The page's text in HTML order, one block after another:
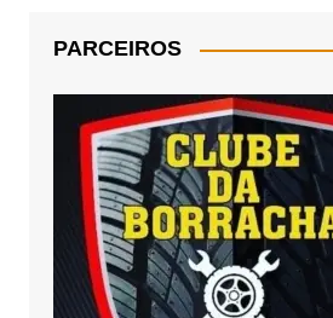
PARCEIROS